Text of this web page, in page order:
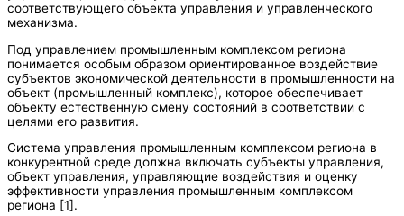
соответствующего объекта управления и управленческого
механизма.
Под управлением промышленным комплексом региона
понимается особым образом ориентированное воздействие
субъектов экономической деятельности в промышленности на
объект (промышленный комплекс), которое обеспечивает
объекту естественную смену состояний в соответствии с
целями его развития.
Система управления промышленным комплексом региона в
конкурентной среде должна включать субъекты управления,
объект управления, управляющие воздействия и оценку
эффективности управления промышленным комплексом
региона [1].